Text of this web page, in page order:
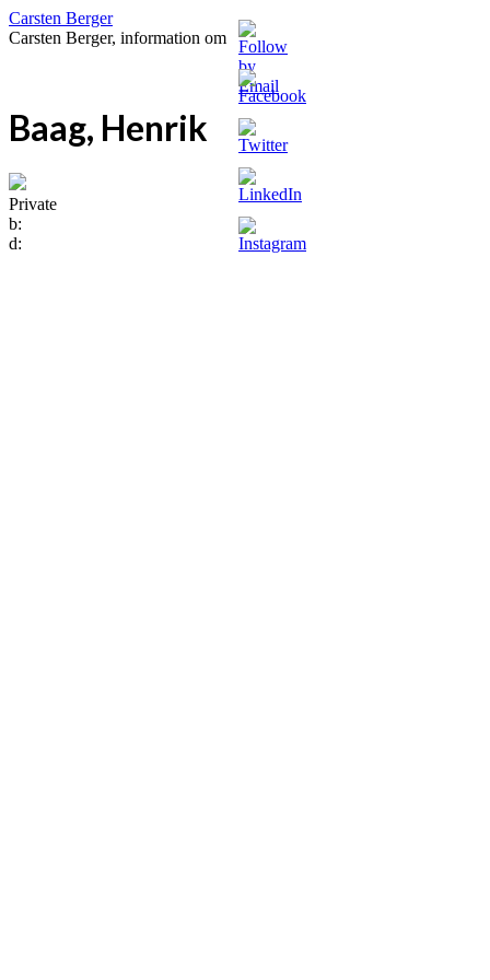
Carsten Berger
Carsten Berger, information om
Baag, Henrik
Private
b:
d: